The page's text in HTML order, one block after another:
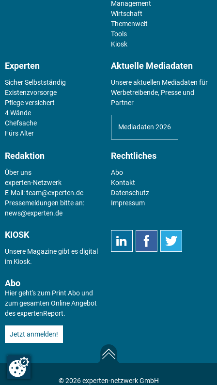
Management
Wirtschaft
Themenwelt
Tools
Kiosk
Experten
Sicher Selbstständig
Existenz­vorsorge
Pflege versichert
4 Wände
Chefsache
Fürs Alter
Aktuelle Mediadaten
Unsere aktuellen Mediadaten für
Werbetreibende, Presse und
Partner
Mediadaten 2026
Redaktion
Über uns
experten-Netzwerk
E-Mail:team@experten.de
Pressemeldungen bitte an:
news@experten.de
Rechtliches
Abo
Kontakt
Datenschutz
Impressum
KIOSK
Unsere Magazine gibt es digital
im Kiosk.
Abo
Hier geht's zum Print Abo und
zum gesamten Online Angebot
des expertenReport.
Jetzt anmelden!
© 2026 experten-netzwerk GmbH